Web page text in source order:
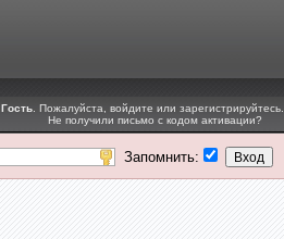
Гость . Пожалуйста, войдите или зарегистрируйтесь
Не получили письмо с кодом активации?
Запомнить: